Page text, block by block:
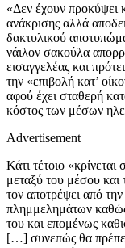
«Δεν έχουν προκύψει
ανάκρισης αλλά
δακτυλικού
νάιλον σακούλα
εισαγγελέας και
την «επιβολή κατ’
αφού έχει σταθερή
κόστος των μέσων
Advertisement
Κάτι τέτοιο
μεταξύ του μέσου και
τον αποτρέψει από
πλημμελημάτων καθώς
του και επομένως
[…] συνεπώς θα πρέπει